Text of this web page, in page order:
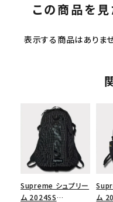
この商品を
表示する商品はありませ
Supreme シュプリー
ム 2024SS
ム